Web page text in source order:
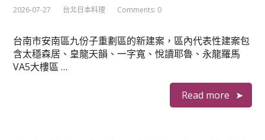
2026-07-27 台北日本料理 Comments: 0
台南市安南區九份子重劃區的新建案，區內代表性建案包
含太穩森居、皇龍天韻、一字寬、悅讀耶魯、永龍羅馬
VA5大樓區 …
Read more